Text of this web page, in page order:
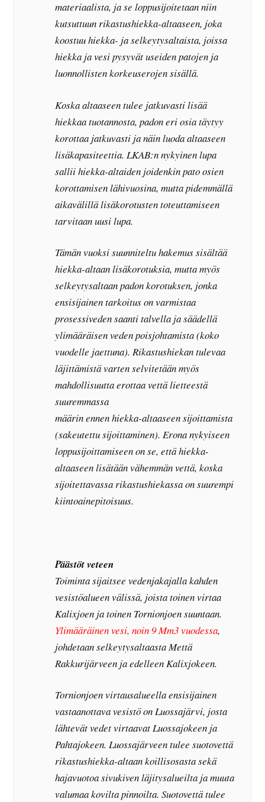
materiaalista, ja se loppusijoitetaan niin
kutsuttuun rikastushiekka-altaaseen, joka
koostuu hiekka- ja selkeytysaltaista, joissa
hiekka ja vesi pysyvät useiden patojen ja
luonnollisten korkeuserojen sisällä.
Koska altaaseen tulee jatkuvasti lisää
hiekkaa tuotannosta, padon eri osia täytyy
korottaa jatkuvasti ja näin luoda altaaseen
lisäkapasiteettia. LKAB:n nykyinen lupa
sallii hiekka-altaiden joidenkin pato osien
korottamisen lähivuosina, mutta pidemmällä
aikavälillä lisäkorotusten toteuttamiseen
tarvitaan uusi lupa.
Tämän vuoksi suunniteltu hakemus sisältää
hiekka-altaan lisäkorotuksia, mutta myös
selkeytysaltaan padon korotuksen, jonka
ensisijainen tarkoitus on varmistaa
prosessiveden saanti talvella ja säädellä
ylimääräisen veden poisjohtamista (koko
vuodelle jaettuna). Rikastushiekan tulevaa
läjittämistä varten selvitetään myös
mahdollisuutta erottaa vettä lietteestä
suuremmassa
määrin ennen hiekka-altaaseen sijoittamista
(sakeutettu sijoittaminen). Erona nykyiseen
loppusijoittamiseen on se, että hiekka-
altaaseen lisätään vähemmän vettä, koska
sijoitettavassa rikastushiekassa on suurempi
kiintoainepitoisuus.
Päästöt veteen
Toiminta sijaitsee vedenjakajalla kahden
vesistöalueen välissä, joista toinen virtaa
Kalixjoen ja toinen Tornionjoen suuntaan.
Ylimääräinen vesi, noin 9 Mm3 vuodessa,
johdetaan selkeytysaltaasta Mettä
Rakkurijärveen ja edelleen Kalixjokeen.
Tornionjoen virtausalueella ensisijainen
vastaanottava vesistö on Luossajärvi, josta
lähtevät vedet virtaavat Luossajokeen ja
Pahtajokeen. Luossajärveen tulee suotovettä
rikastushiekka-altaan koillisosasta sekä
hajavuotoa sivukiven läjitysalueilta ja muuta
valumaa kovilta pinnoilta. Suotovettä tulee